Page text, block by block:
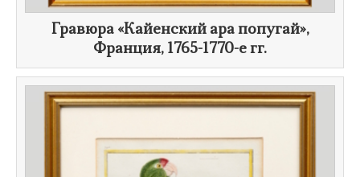
​Гравюра «Кайенский ара попугай»,
Франция, 1765-1770-е гг.